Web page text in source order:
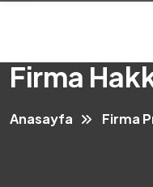
Firma
Anasayfa Firma